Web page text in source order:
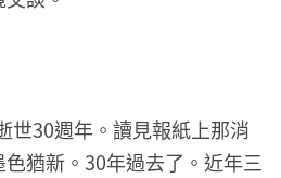
世30週年。讀見報紙上那消
猶新。30年過去了。近年三